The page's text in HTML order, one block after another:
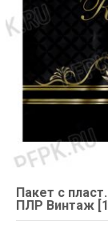
Пакет с
ПЛР Винтаж